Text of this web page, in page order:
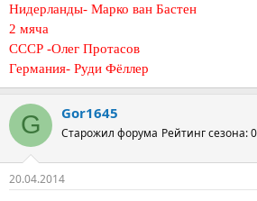
Нидерланды- Марко ван Бастен
2 мяча
СССР -Олег Протасов
Германия- Руди Фёллер
G Gor1645
Старожил форума Рейтинг сезона: 0
20.04.2014